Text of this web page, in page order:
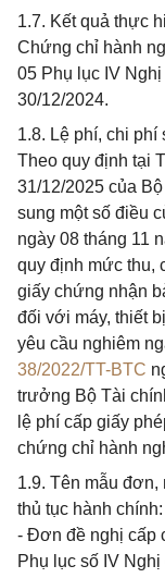
1.7. Kết quả thực
Chứng chỉ hành
05 Phụ lục IV
30/12/2024.
1.8. Lệ phí, chi phí
Theo quy định tại
31/12/2025 của
sung một số điều
ngày 08 tháng 11
quy định mức thu,
giấy chứng nhận
đối với máy, thiết
yêu cầu nghiêm
38/2022/TT-BTC
trưởng Bộ Tài
lệ phí cấp giấy
chứng chỉ hành
1.9. Tên mẫu đơn,
thủ tục hành chính:
- Đơn đề nghị cấp
Phụ lục số IV